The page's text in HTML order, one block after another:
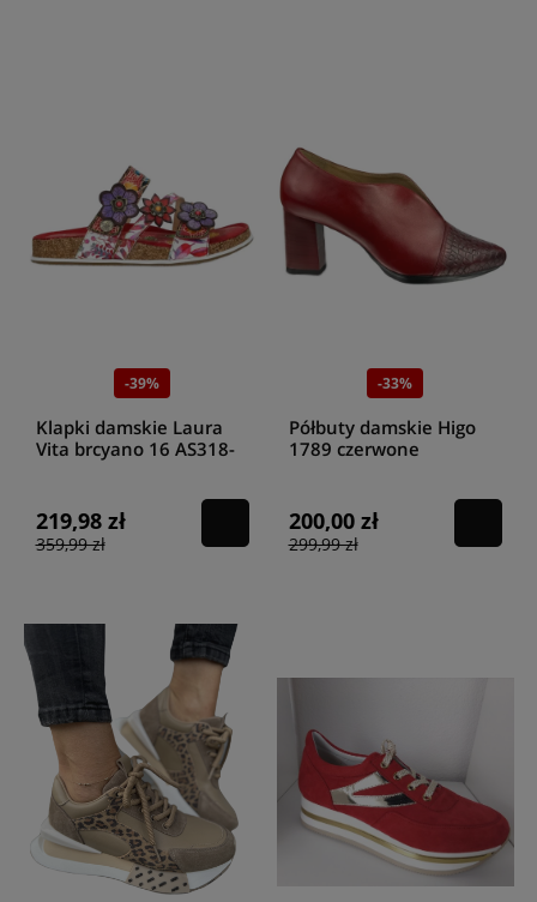
-39%
Klapki damskie Laura
Vita brcyano 16 AS318-
219,98 zł
359,99 zł
-33%
Półbuty damskie Higo
1789 czerwone
200,00 zł
299,99 zł